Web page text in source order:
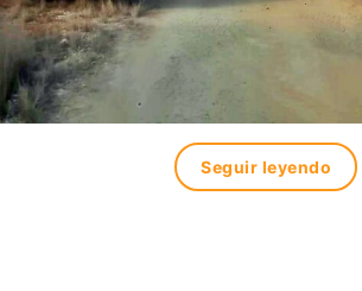
Seguir leyendo